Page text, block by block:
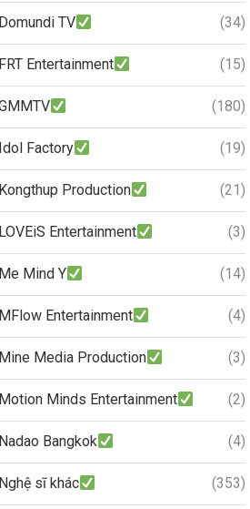
TV (34)
Entertainment (15)
(180)
Factory (19)
Production (21)
Entertainment (3)
Mind Y (14)
Entertainment (4)
Media Production (3)
Minds Entertainment (2)
Bangkok (4)
sĩ khác (353)